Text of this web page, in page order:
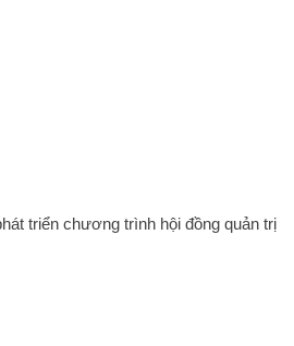
triển chương trình hội đồng quản trị